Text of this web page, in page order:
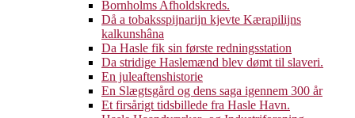
Bornholms Afholdskreds.
Då a tobaksspijnarijn kjevte Kærapilijns
kalkunshâna
Da Hasle fik sin første redningsstation
Da stridige Haslemænd blev dømt til slaveri.
En juleaftenshistorie
En Slægtsgård og dens saga igennem 300 år
Et firsårigt tidsbillede fra Hasle Havn.